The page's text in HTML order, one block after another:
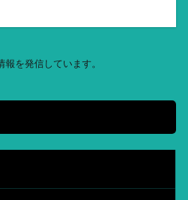
を発信しています。